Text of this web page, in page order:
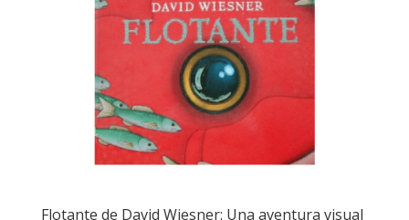
Flotante de David Wiesner: Una aventura visual